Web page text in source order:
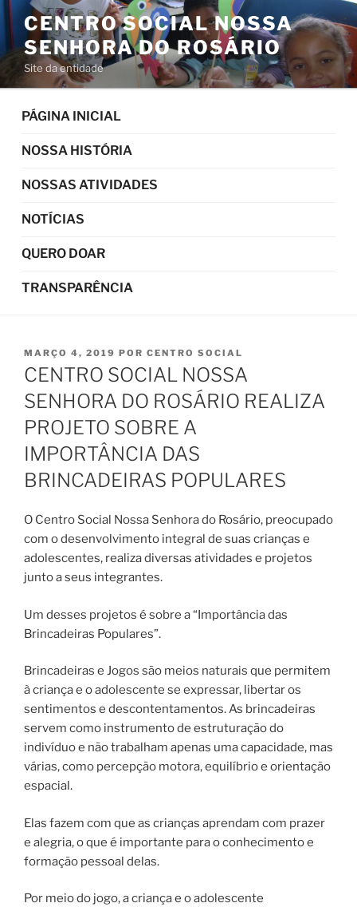
Pular
para
conteúdo
CENTRO SOCIAL NOSSA
SENHORA DO ROSÁRIO
Site da entidade
PÁGINA INICIAL
NOSSA HISTÓRIA
NOSSAS ATIVIDADES
NOTÍCIAS
QUERO DOAR
TRANSPARÊNCIA
PUBLICADO
EM
MARÇO 4, 2019 POR CENTRO SOCIAL
CENTRO SOCIAL NOSSA
SENHORA DO ROSÁRIO REALIZA
PROJETO SOBRE A
IMPORTÂNCIA DAS
BRINCADEIRAS POPULARES
O Centro Social Nossa Senhora do Rosário, preocupado
com o desenvolvimento integral de suas crianças e
adolescentes, realiza diversas atividades e projetos
junto a seus integrantes.
Um desses projetos é sobre a “Importância das
Brincadeiras Populares”.
Brincadeiras e Jogos são meios naturais que permitem
à criança e o adolescente se expressar, libertar os
sentimentos e descontentamentos. As brincadeiras
servem como instrumento de estruturação do
indivíduo e não trabalham apenas uma capacidade, mas
várias, como percepção motora, equilíbrio e orientação
espacial.
Elas fazem com que as crianças aprendam com prazer
e alegria, o que é importante para o conhecimento e
formação pessoal delas.
Por meio do jogo, a criança e o adolescente